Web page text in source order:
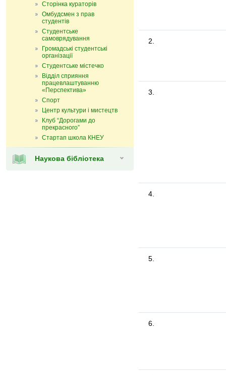
Сторінка кураторів
Омбудсмен з прав
студентів
Студентське
самоврядування
Громадські студентські
організації
Студентське містечко
Відділ сприяння
працевлаштуванню
«Перспектива»
Спорт
Центр культури і мистецтв
Клуб “Дорогами до
прекрасного”
Стартап школа КНЕУ
Наукова бібліотека
2.
3.
4.
5.
6.